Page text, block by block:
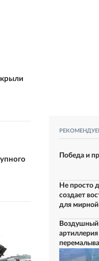
Победа и
Не просто
создает
для